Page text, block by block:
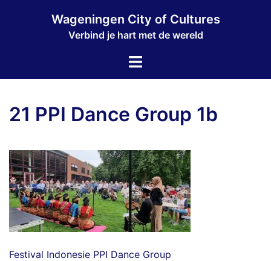
Wageningen City of Cultures
Verbind je hart met de wereld
Toggle
21 PPI Dance Group 1b
Festival Indonesie PPI Dance Group